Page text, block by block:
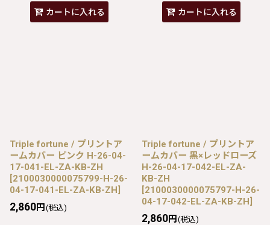
カートに入れる カートに入れる
Triple fortune / プリントア
ームカバー ピンク H-26-04-
17-041-EL-ZA-KB-ZH
[2100030000075799-H-26-
04-17-041-EL-ZA-KB-ZH]
2,860円 (税込)
Triple fortune / プリントア
ームカバー 黒×レッドローズ
H-26-04-17-042-EL-ZA-
KB-ZH
[2100030000075797-H-26-
04-17-042-EL-ZA-KB-ZH]
2,860円 (税込)